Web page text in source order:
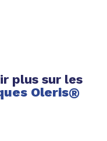
plus sur les
Oleris®